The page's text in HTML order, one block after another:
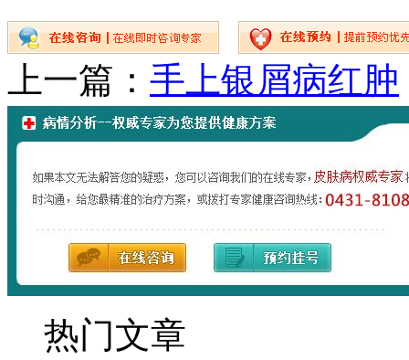
上一篇： 手上银屑病红肿
热门文章